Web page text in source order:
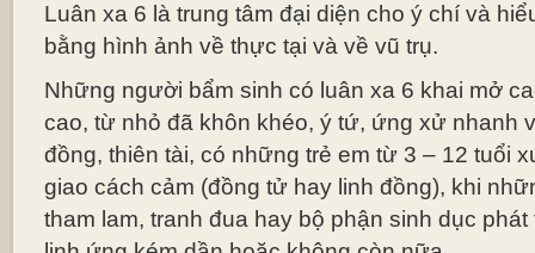
Luân xa 6 là trung tâm đại diện cho ý chí và
bằng hình ảnh về thực tại và về vũ trụ.
Những người bẩm sinh có luân xa 6 khai mở
cao, từ nhỏ đã khôn khéo, ý tứ, ứng xử nhanh
đồng, thiên tài, có những trẻ em từ 3 – 12 tuổi
giao cách cảm (đồng tử hay linh đồng), khi
tham lam, tranh đua hay bộ phận sinh dục